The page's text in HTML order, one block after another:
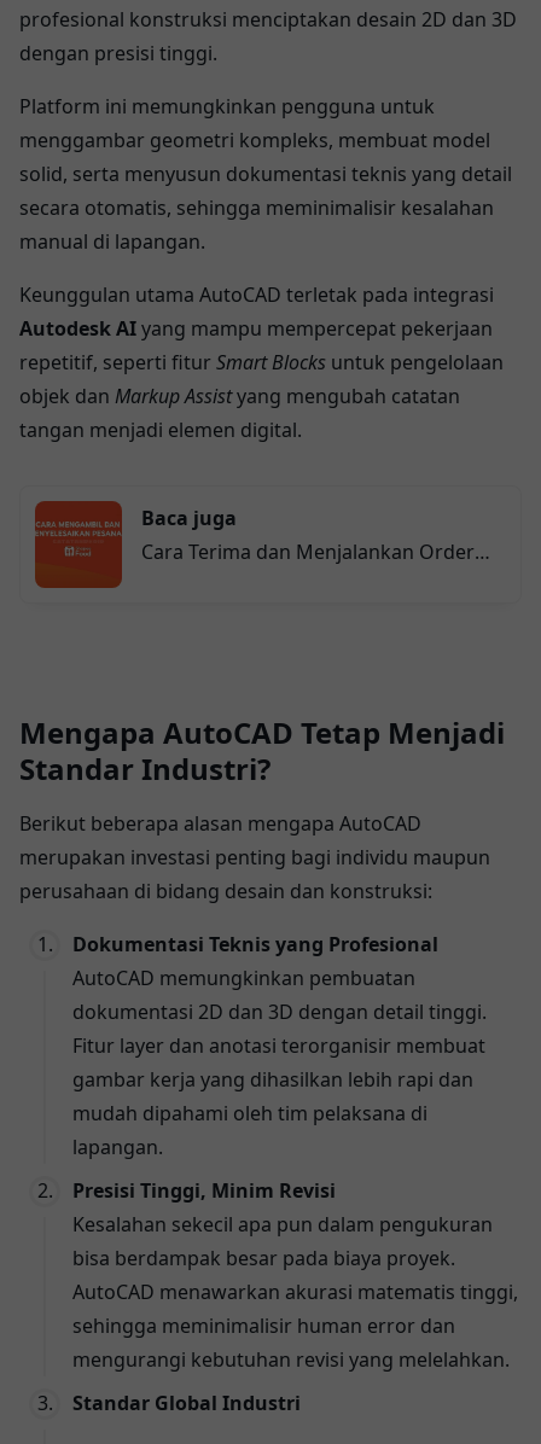
profesional konstruksi menciptakan desain 2D dan 3D
dengan presisi tinggi.
Platform ini memungkinkan pengguna untuk
menggambar geometri kompleks, membuat model
solid, serta menyusun dokumentasi teknis yang detail
secara otomatis, sehingga meminimalisir kesalahan
manual di lapangan.
Keunggulan utama AutoCAD terletak pada integrasi
Autodesk AIyang mampu mempercepat pekerjaan
repetitif, seperti fitur Smart Blocks untuk pengelolaan
objek dan Markup Assistyang mengubah catatan
tangan menjadi elemen digital.
Baca juga
Cara Terima dan Menjalankan Order
Mengapa AutoCAD Tetap Menjadi
Standar Industri?
Berikut beberapa alasan mengapa AutoCAD
merupakan investasi penting bagi individu maupun
perusahaan di bidang desain dan konstruksi:
Dokumentasi Teknis yang Profesional
AutoCAD memungkinkan pembuatan
dokumentasi 2D dan 3D dengan detail tinggi.
Fitur layer dan anotasi terorganisir membuat
gambar kerja yang dihasilkan lebih rapi dan
mudah dipahami oleh tim pelaksana di
lapangan.
Presisi Tinggi, Minim Revisi
Kesalahan sekecil apa pun dalam pengukuran
bisa berdampak besar pada biaya proyek.
AutoCAD menawarkan akurasi matematis tinggi,
sehingga meminimalisir human error dan
mengurangi kebutuhan revisi yang melelahkan.
Standar Global Industri